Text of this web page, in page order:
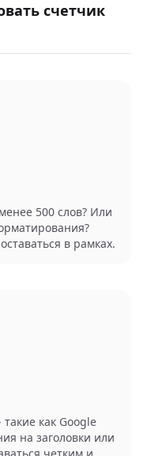
счетчик
500 слов? Или
в рамках.
как Google
на заголовки или